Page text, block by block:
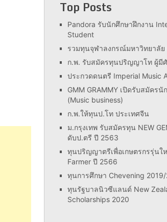
Top Posts
Pandora รับนักศึกษาฝึกงาน
Student
รวมทุนจุฬาลงกรณ์มหาวิทยาลัย
ก.พ. รับสมัครทุนปริญญาโท ผู้มี
ประกวดดนตรี Imperial Music
GMM GRAMMY เปิดรับสมัครนั
(Music business)
ก.พ.ให้ทุนป.โท ประเทศจีน
ม.กรุงเทพ รับสมัครทุน NEW
ดับป.ตรี ปี 2563
ทุนปริญญาตรีเพื่อเกษตรกรรุ่นใ
Farmer ปี 2566
ทุนการศึกษา Chevening
ทุนรัฐบาลนิวซีแลนด์ New
Scholarships 2020